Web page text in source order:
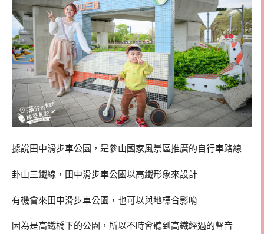
據說田中滑步車公園，是參山國家風景區推廣的自行車路線
卦山三鐵線，田中滑步車公園以高鐵形象來設計
有機會來田中滑步車公園，也可以與地標合影唷
因為是高鐵橋下的公園，所以不時會聽到高鐵經過的聲音